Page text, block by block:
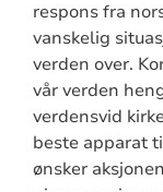
respons fra
vanskelig
verden over.
vår verden
verdensvid
beste apparat
ønsker